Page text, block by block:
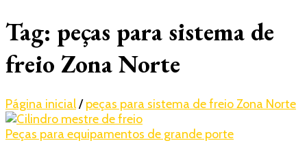
Tag: peças para sistema de
freio Zona Norte
Página inicial/ peças para sistema de freio Zona Norte
Peças para equipamentos de grande porte